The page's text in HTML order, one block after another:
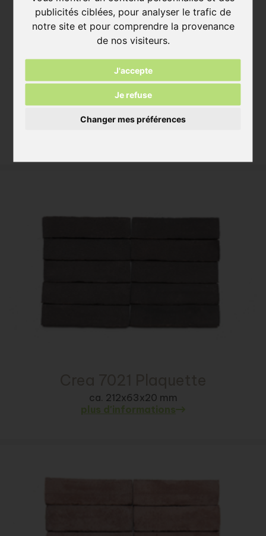
publicités ciblées, pour analyser le trafic de
notre site et pour comprendre la provenance
de nos visiteurs.
J'accepte
Je refuse
Changer mes préférences
Crea 2010 Plaquettes
ca. 215x64x20 mm
ca. 212x63x20 mm
plus d'informations